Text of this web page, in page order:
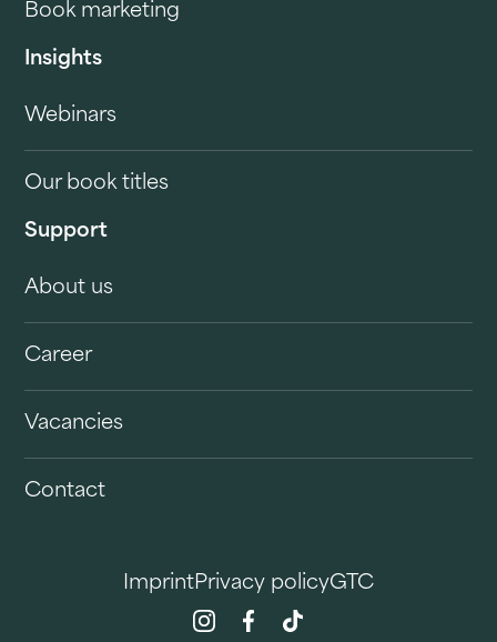
Book marketing
Insights
Webinars
Our book titles
Support
About us
Career
Vacancies
Contact
ImprintPrivacy policyGTC